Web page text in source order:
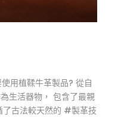
用植鞣牛革製品? 從自
生活器物， 包含了最親
了古法較天然的 #製革技